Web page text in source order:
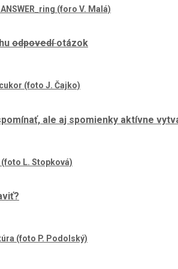
odpovedíotázok
ale aj spomienky aktívne